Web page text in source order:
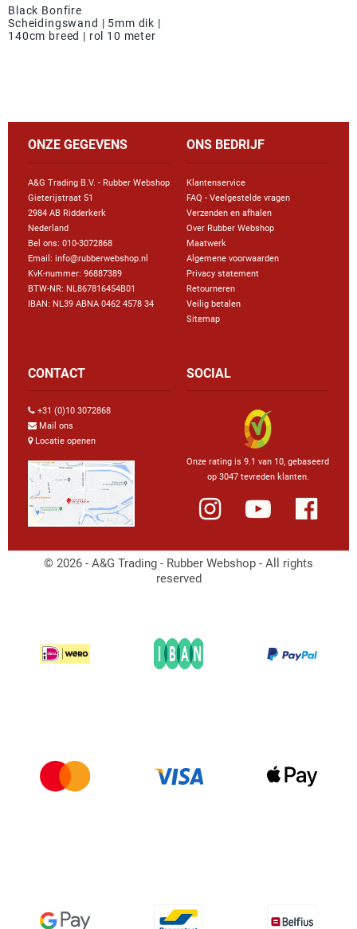
Black Bonfire
Scheidingswand | 5mm dik |
140cm breed | rol 10 meter
ONZE GEGEVENS
A&G Trading B.V. - Rubber Webshop
Gieterijstraat 51
2984 AB Ridderkerk
Nederland
Bel ons: 010-3072868
Email: info@rubberwebshop.nl
KvK-nummer: 96887389
BTW-NR: NL867816454B01
IBAN: NL39 ABNA 0462 4578 34
ONS BEDRIJF
Klantenservice
FAQ - Veelgestelde vragen
Verzenden en afhalen
Over Rubber Webshop
Maatwerk
Algemene voorwaarden
Privacy statement
Retourneren
Veilig betalen
Sitemap
CONTACT
+31 (0)10 3072868
Mail ons
Locatie openen
SOCIAL
Onze rating is 9.1 van 10, gebaseerd
op 3047 tevreden klanten.
© 2026 - A&G Trading - Rubber Webshop - All rights
reserved